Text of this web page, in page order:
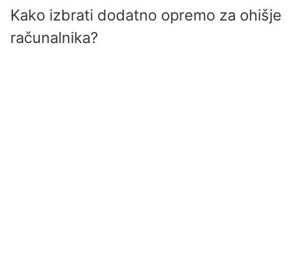
Kako izbrati dodatno opremo za ohišje
računalnika?